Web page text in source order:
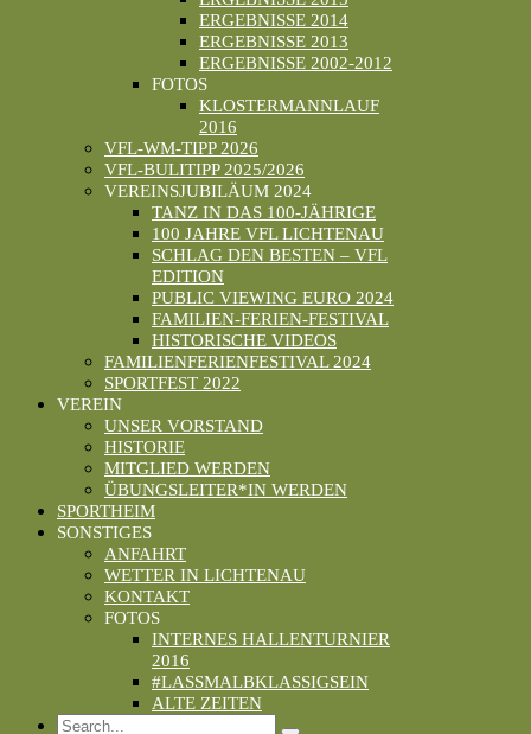
ERGEBNISSE 2014
ERGEBNISSE 2013
ERGEBNISSE 2002-2012
FOTOS
KLOSTERMANNLAUF
2016
VFL-WM-TIPP 2026
VFL-BULITIPP 2025/2026
VEREINSJUBILÄUM 2024
TANZ IN DAS 100-JÄHRIGE
100 JAHRE VFL LICHTENAU
SCHLAG DEN BESTEN – VFL
EDITION
PUBLIC VIEWING EURO 2024
FAMILIEN-FERIEN-FESTIVAL
HISTORISCHE VIDEOS
FAMILIENFERIENFESTIVAL 2024
SPORTFEST 2022
VEREIN
UNSER VORSTAND
HISTORIE
MITGLIED WERDEN
ÜBUNGSLEITER*IN WERDEN
SPORTHEIM
SONSTIGES
ANFAHRT
WETTER IN LICHTENAU
KONTAKT
FOTOS
INTERNES HALLENTURNIER
2016
#LASSMALBKLASSIGSEIN
ALTE ZEITEN
Search